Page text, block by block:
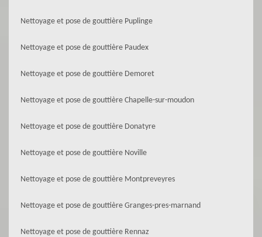
Nettoyage et pose de gouttière Puplinge
Nettoyage et pose de gouttière Paudex
Nettoyage et pose de gouttière Demoret
Nettoyage et pose de gouttière Chapelle-sur-moudon
Nettoyage et pose de gouttière Donatyre
Nettoyage et pose de gouttière Noville
Nettoyage et pose de gouttière Montpreveyres
Nettoyage et pose de gouttière Granges-pres-marnand
Nettoyage et pose de gouttière Rennaz